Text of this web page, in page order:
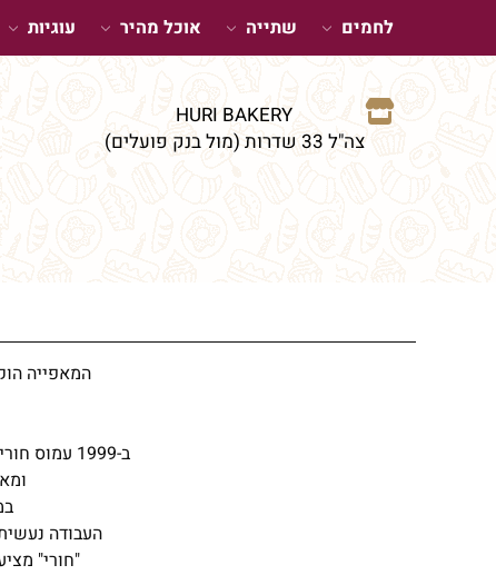
HURI BAKERY
צה"ל 33 שדרות (מול בנק פועלים)
לחמים שתייה אוכל מהיר עוגיות
המאפייה הוקמה ע"י
ב-1999 עמוס חורי (אחד מהאחים) לקח בעלות על המאפייה בשדרות והפך אותה למאפיית איכות חורי בע"מ.
העבודה
"חורי"